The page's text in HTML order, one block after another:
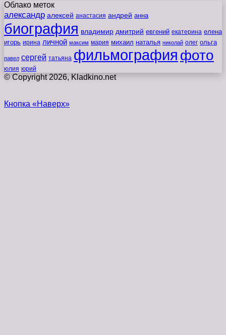
Облако меток
александр алексей анастасия андрей анна
биография владимир дмитрий евгений екатерина елена
игорь ирина личной максим мария михаил наталья николай олег ольга
павел сергей татьяна фильмография фото
юлия юрий
© Copyright 2026, Kladkino.net
Кнопка «Наверх»